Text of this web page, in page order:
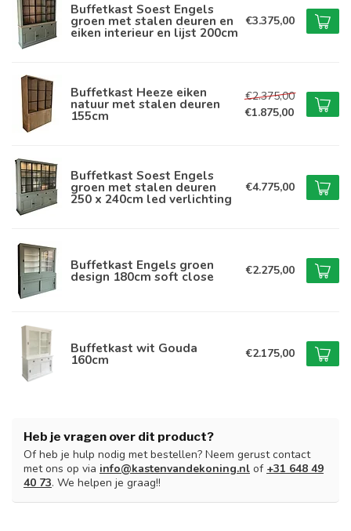
Buffetkast Soest Engels
groen met stalen deuren en
eiken interieur en lijst 200cm
€3.375,00
Buffetkast Heeze eiken
natuur met stalen deuren
155cm
€2.375,00
€1.875,00
Buffetkast Soest Engels
groen met stalen deuren
250 x 240cm led verlichting
€4.775,00
Buffetkast Engels groen
design 180cm soft close €2.275,00
Buffetkast wit Gouda
160cm €2.175,00
Heb je vragen over dit product?
Of heb je hulp nodig met bestellen? Neem gerust contact
met ons op via info@kastenvandekoning.nl of +31 648 49
40 73. We helpen je graag!!